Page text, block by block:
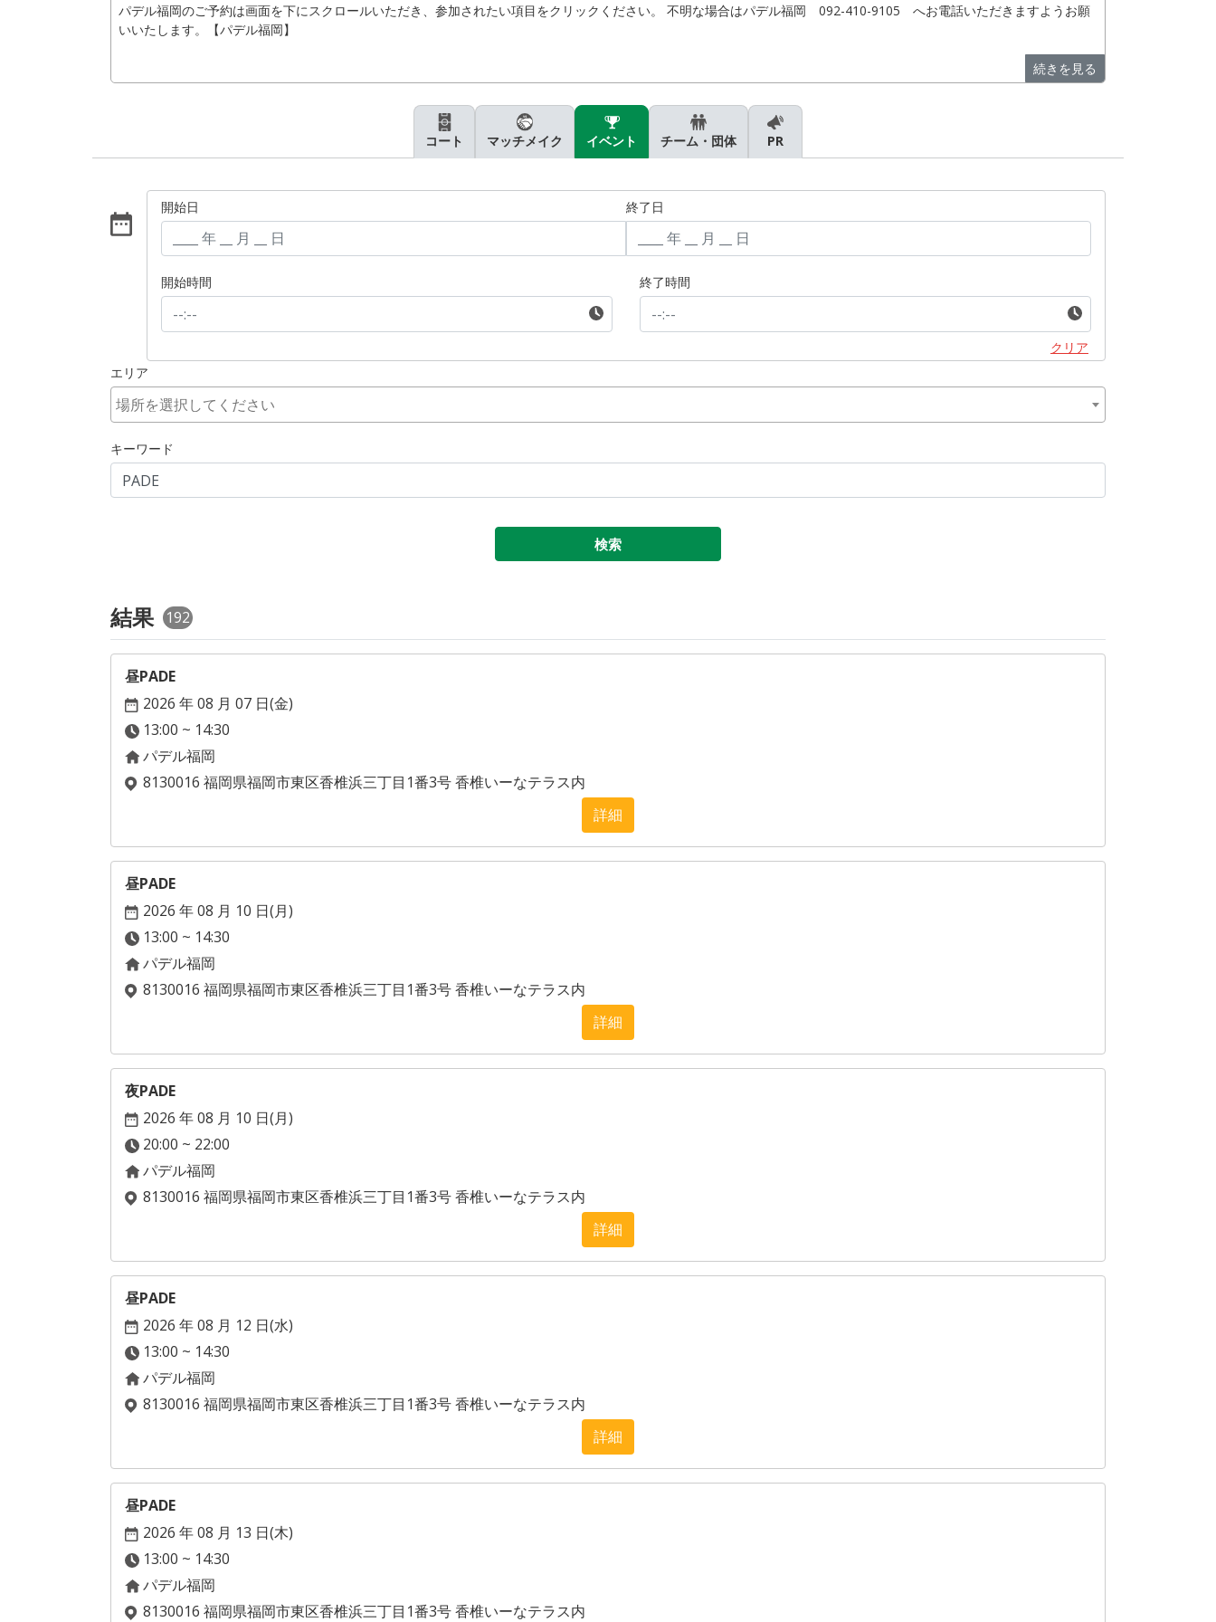
パデル福岡のご予約は画面を下にスクロールいただき、参加されたい項目をクリックください。 不明な場合はパデル福岡 092-410-9105 へお電話いただきますようお願
いいたします。【パデル福岡】
続きを見る
コート マッチメイク イベント チーム・団体 PR
開始日 終了日
開始時間 終了時間
クリア
エリア
キーワード
結果 192
昼PADE
2026 年 08 月 07 日(金)
13:00 ~ 14:30
パデル福岡
8130016 福岡県福岡市東区香椎浜三丁目1番3号 香椎いーなテラス内
詳細
昼PADE
2026 年 08 月 10 日(月)
13:00 ~ 14:30
パデル福岡
8130016 福岡県福岡市東区香椎浜三丁目1番3号 香椎いーなテラス内
詳細
夜PADE
2026 年 08 月 10 日(月)
20:00 ~ 22:00
パデル福岡
8130016 福岡県福岡市東区香椎浜三丁目1番3号 香椎いーなテラス内
詳細
昼PADE
2026 年 08 月 12 日(水)
13:00 ~ 14:30
パデル福岡
8130016 福岡県福岡市東区香椎浜三丁目1番3号 香椎いーなテラス内
詳細
昼PADE
2026 年 08 月 13 日(木)
13:00 ~ 14:30
パデル福岡
8130016 福岡県福岡市東区香椎浜三丁目1番3号 香椎いーなテラス内